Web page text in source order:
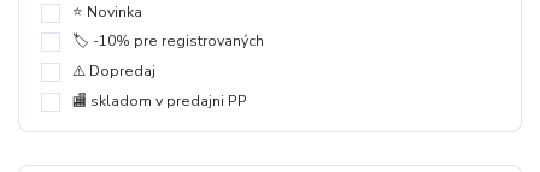
⭐️ Novinka
🏷️ -10% pre registrovaných
⚠️ Dopredaj
🏬 skladom v predajni PP